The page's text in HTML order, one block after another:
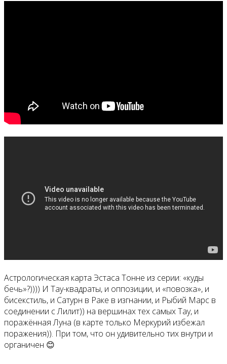
Астрологическая карта Эстаса Тонне из серии: «куды
бечь»?)))) И Тау-квадраты, и оппозиции, и «повозка», и
бисекстиль, и Сатурн в Раке в изгнании, и Рыбий Марс в
соединении с Лилит)) на вершинах тех самых Тау, и
поражённая Луна (в карте только Меркурий избежал
поражения)). При том, что он удивительно тих внутри и
органичен 😊